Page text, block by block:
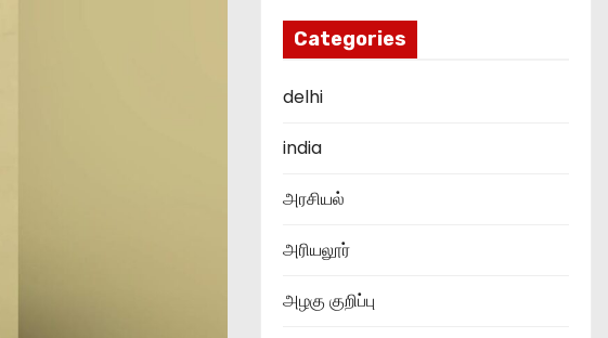
Categories
delhi
india
அரசியல்
அரியலூர்
அழகு குறிப்பு